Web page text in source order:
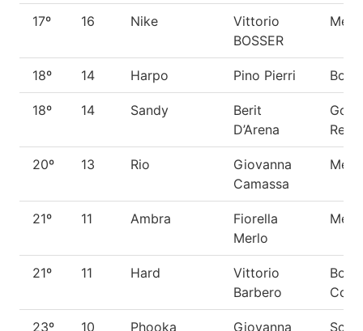
17º 16 Nike
Vittorio
BOSSER
18º 14 Harpo Pino Pierri
18º 14 Sandy
Berit
D’Arena
20º 13 Rio
Giovanna
Camassa
21º 11 Ambra
Fiorella
Merlo
21º 11 Hard
Vittorio
Barbero
23º 10 Phooka
Giovanna